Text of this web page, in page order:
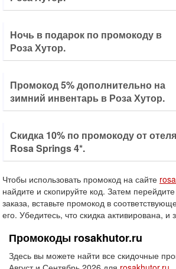
Ночь в подарок по промокоду в
Роза Хутор.
Промокод 5% дополнительно на
зимний инвентарь в Роза Хутор.
Скидка 10% по промокоду от отеля
Rosa Springs 4*.
Чтобы использовать промокод на сайте
найдите и скопируйте код. Затем
заказа, вставьте промокод в
его. Убедитесь, что скидка активирована, и
Промокоды rosakhutor.ru
Здесь вы можете найти все скидочные